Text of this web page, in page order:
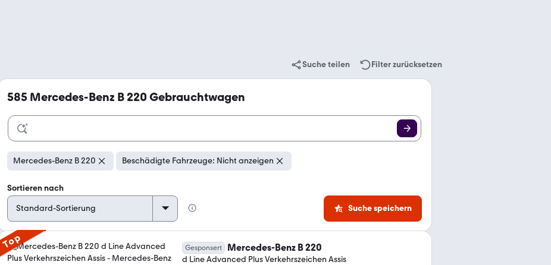
Suche teilen Filter zurücksetzen
585 Mercedes-Benz B 220 Gebrauchtwagen
Mercedes-Benz B 220 Beschädigte Fahrzeuge: Nicht anzeigen
Sortieren nach
Suche speichern
Top Gesponsert Mercedes-Benz B 220
d Line Advanced Plus Verkehrszeichen Assis